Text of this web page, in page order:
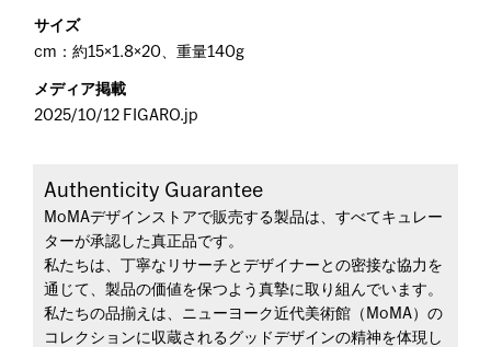
サイズ
cm：約15×1.8×20、重量140g
メディア掲載
2025/10/12 FIGARO.jp
Authenticity Guarantee
MoMAデザインストアで販売する製品は、すべてキュレー
ターが承認した真正品です。
私たちは、丁寧なリサーチとデザイナーとの密接な協力を
通じて、製品の価値を保つよう真摯に取り組んでいます。
私たちの品揃えは、ニューヨーク近代美術館（MoMA）の
コレクションに収蔵されるグッドデザインの精神を体現し